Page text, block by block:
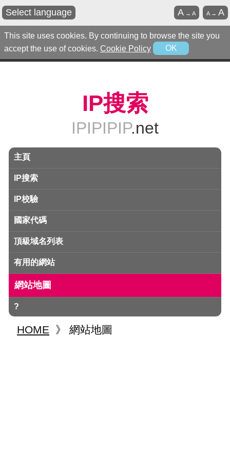
This site uses cookies. By continuing to browse the site you
accept the use of cookies. Cookie Policy OK
Select language A→A
A →A
IP搜索
IPIPIPIP.net
主頁
IP搜索
IP校驗
國家代碼
頂級域名列表
有用的網站
網站地圖
?
HOME 》 網站地圖